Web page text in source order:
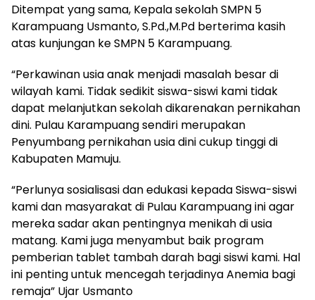
Ditempat yang sama, Kepala sekolah SMPN 5
Karampuang Usmanto, S.Pd.,M.Pd berterima kasih
atas kunjungan ke SMPN 5 Karampuang.
“Perkawinan usia anak menjadi masalah besar di
wilayah kami. Tidak sedikit siswa-siswi kami tidak
dapat melanjutkan sekolah dikarenakan pernikahan
dini. Pulau Karampuang sendiri merupakan
Penyumbang pernikahan usia dini cukup tinggi di
Kabupaten Mamuju.
“Perlunya sosialisasi dan edukasi kepada Siswa-siswi
kami dan masyarakat di Pulau Karampuang ini agar
mereka sadar akan pentingnya menikah di usia
matang. Kami juga menyambut baik program
pemberian tablet tambah darah bagi siswi kami. Hal
ini penting untuk mencegah terjadinya Anemia bagi
remaja” Ujar Usmanto